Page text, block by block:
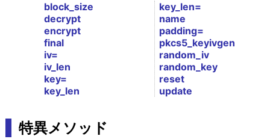
block_size
decrypt
encrypt
final
iv=
iv_len
key=
key_len
key_len=
name
padding=
pkcs5_keyivgen
random_iv
random_key
reset
update
特異メソッド